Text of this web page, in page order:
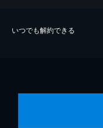
いつでも解約できる